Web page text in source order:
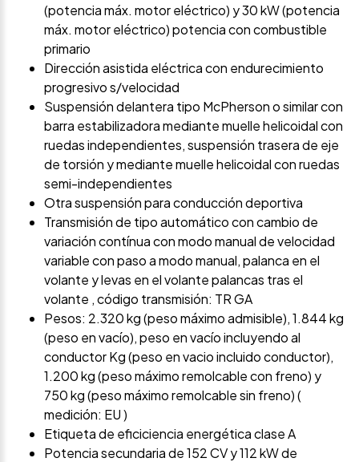
(potencia máx. motor eléctrico) y 30 kW (potencia
máx. motor eléctrico) potencia con combustible
primario
Dirección asistida eléctrica con endurecimiento
progresivo s/velocidad
Suspensión delantera tipo McPherson o similar con
barra estabilizadora mediante muelle helicoidal con
ruedas independientes, suspensión trasera de eje
de torsión y mediante muelle helicoidal con ruedas
semi-independientes
Otra suspensión para conducción deportiva
Transmisión de tipo automático con cambio de
variación contínua con modo manual de velocidad
variable con paso a modo manual, palanca en el
volante y levas en el volante palancas tras el
volante , código transmisión: TR GA
Pesos: 2.320 kg (peso máximo admisible), 1.844 kg
(peso en vacío), peso en vacío incluyendo al
conductor Kg (peso en vacio incluido conductor),
1.200 kg (peso máximo remolcable con freno) y
750 kg (peso máximo remolcable sin freno) (
medición: EU )
Etiqueta de eficiciencia energética clase A
Potencia secundaria de 152 CV y 112 kW de